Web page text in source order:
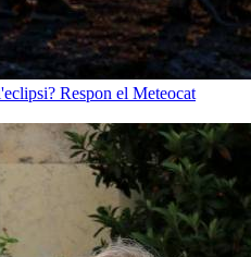
Respon el Meteocat